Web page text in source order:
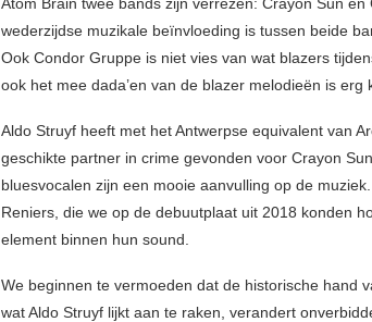
wederzijdse muzikale beïnvloeding is tussen beide
Ook Condor Gruppe is niet vies van wat blazers
ook het mee dada’en van de blazer melodieën is erg
Aldo Struyf heeft met het Antwerpse equivalent van
geschikte partner in crime gevonden voor Crayon
bluesvocalen zijn een mooie aanvulling op de
Reniers, die we op de debuutplaat uit 2018 konden
element binnen hun sound.
We beginnen te vermoeden dat de historische hand
wat Aldo Struyf lijkt aan te raken, verandert